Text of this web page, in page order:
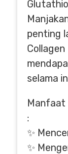
penting
selama
Manfaat
:
✨
✨